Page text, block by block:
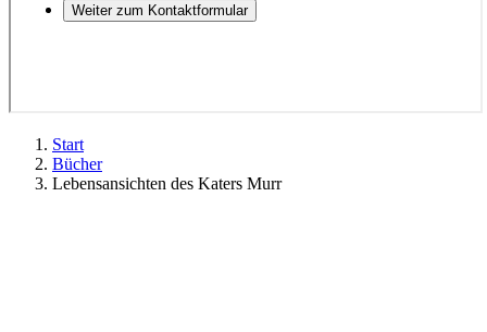
Start
Bücher
Lebensansichten des Katers Murr